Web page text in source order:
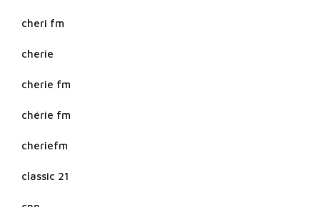
cheri fm
cherie
cherie fm
chérie fm
cheriefm
classic 21